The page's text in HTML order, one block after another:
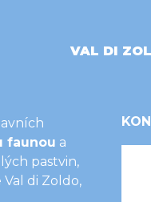
VAL DI
faunou a
pastvin,
di Zoldo,